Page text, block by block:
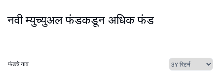
नवी म्युच्युअल फंडकडून अधिक फंड
फंडचे नाव